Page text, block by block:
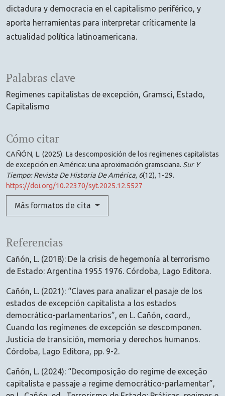
Palabras clave
Regímenes capitalistas de excepción Gramsci
Estado
Capitalismo
Cómo citar
CAÑÓN, L. (2025). La descomposición de los regímenes capitalistas
de excepción en América: una aproximación gramsciana. Sur Y
Tiempo: Revista De Historia De América, 6(12), 1-29.
https://doi.org/10.22370/syt.2025.12.5527
Más formatos de cita
dictadura y democracia en el capitalismo periférico, y
aporta herramientas para interpretar críticamente la
actualidad política latinoamericana.
Referencias
Cañón, L. (2018): De la crisis de hegemonía al terrorismo
de Estado: Argentina 1955 1976. Córdoba, Lago Editora.
Cañón, L. (2021): “Claves para analizar el pasaje de los
estados de excepción capitalista a los estados
democrático-parlamentarios”, en L. Cañón, coord.,
Cuando los regímenes de excepción se descomponen.
Justicia de transición, memoria y derechos humanos.
Córdoba, Lago Editora, pp. 9-2.
Cañón, L. (2024): “Decomposição do regime de exceção
capitalista e passaje a regime democrático-parlamentar”,